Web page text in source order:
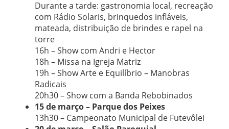
Durante a tarde: gastronomia local, recreação
com Rádio Solaris, brinquedos infláveis,
mateada, distribuição de brindes e rapel na
torre
16h – Show com Andri e Hector
18h – Missa na Igreja Matriz
19h – Show Arte e Equilíbrio – Manobras
Radicais
20h30 – Show com a Banda Rebobinados
15 de março – Parque dos Peixes
13h30 – Campeonato Municipal de Futevôlei